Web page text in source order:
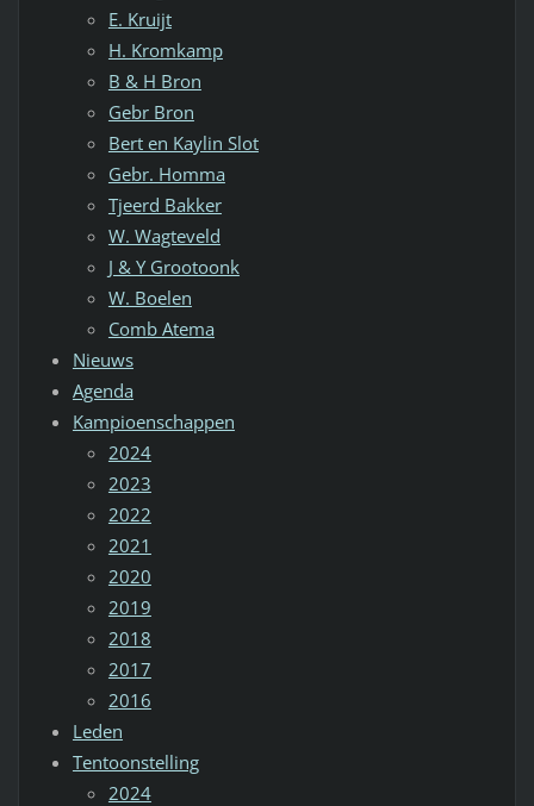
E. Kruijt
H. Kromkamp
B & H Bron
Gebr Bron
Bert en Kaylin Slot
Gebr. Homma
Tjeerd Bakker
W. Wagteveld
J & Y Grootoonk
W. Boelen
Comb Atema
Nieuws
Agenda
Kampioenschappen
2024
2023
2022
2021
2020
2019
2018
2017
2016
Leden
Tentoonstelling
2024